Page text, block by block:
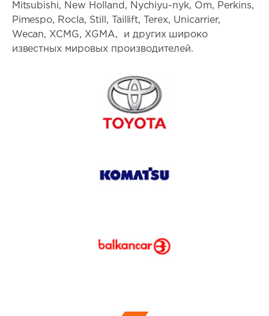
Mitsubishi, New Holland, Nychiyu-nyk, Om, Perkins,
Pimespo, Rocla, Still, Taillift, Terex, Unicarrier,
Wecan, XCMG, XGMA, и других широко
известных мировых производителей.